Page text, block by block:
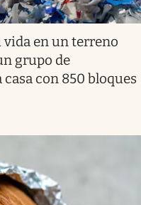
vida en un terreno
grupo de
con 850 bloques